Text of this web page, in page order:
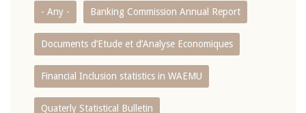
- Any - Banking Commission Annual Report
Documents d’Etude et d’Analyse Economiques
Financial Inclusion statistics in WAEMU
Quaterly Statistical Bulletin